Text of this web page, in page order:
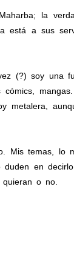
la
está a sus
(?) soy una
metalera,
temas, lo
en
o no.